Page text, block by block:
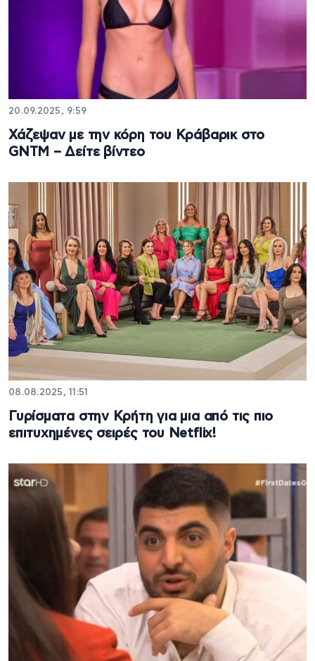
20.09.2025, 9:59
Χάζεψαν με την κόρη του Κράβαρικ στο
GNTM – Δείτε βίντεο
08.08.2025, 11:51
Γυρίσματα στην Κρήτη για μια από τις πιο
επιτυχημένες σειρές του Netflix!